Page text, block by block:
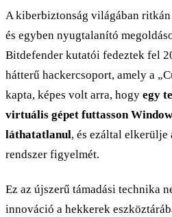
A kiberbiztonság világában
és egyben nyugtalanító
Bitdefender kutatói fedeztek fel
hátterű hackercsoport, amely a
kapta, képes volt arra, hogy egy
virtuális gépet futtasson
láthatatlanul, és ezáltal
rendszer figyelmét.
Ez az újszerű támadási technika
innováció a hekkerek